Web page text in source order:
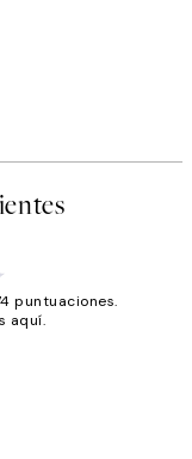
puntuaciones.
aquí.